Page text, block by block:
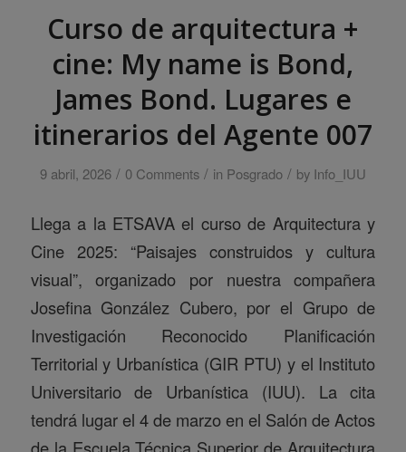
Curso de arquitectura +
cine: My name is Bond,
James Bond. Lugares e
itinerarios del Agente 007
9 abril, 2026 / 0 Comments / in Posgrado / by Info_IUU
Llega a la ETSAVA el curso de Arquitectura y
Cine 2025: “Paisajes construidos y cultura
visual”, organizado por nuestra compañera
Josefina González Cubero, por el Grupo de
Investigación Reconocido Planificación
Territorial y Urbanística (GIR PTU) y el Instituto
Universitario de Urbanística (IUU). La cita
tendrá lugar el 4 de marzo en el Salón de Actos